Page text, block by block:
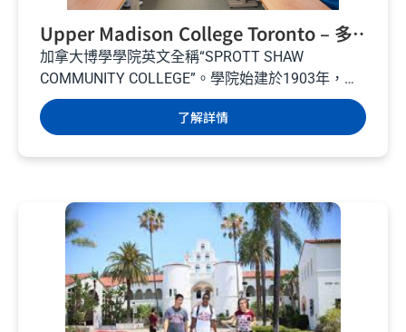
Upper Madison College Toronto – 多
倫多語言學校 – 加拿大遊學
加拿大博學學院英文全稱“SPROTT SHAW
COMMUNITY COLLEGE”。學院始建於1903年，至
今已有一百多年的歷史，位於加拿大大不列顛哥倫
比亞省，該學院規模、教學質量、畢業生就業率方
了解詳情